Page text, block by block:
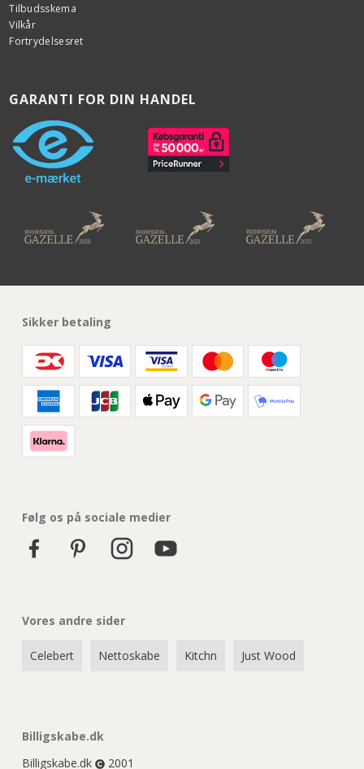
Tilbudsskema
Vilkår
Fortrydelsesret
GARANTI FOR DIN HANDEL
Sikker betaling
Følg os på sociale medier
Vores andre sider
Celebert Nettoskabe Kitchn Just Wood
Billigskabe.dk
Billigskabe.dk
2001